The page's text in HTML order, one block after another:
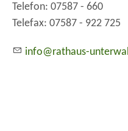
Telefon: 07587 - 660
Telefax: 07587 - 922 725
nf r th s- nt rw